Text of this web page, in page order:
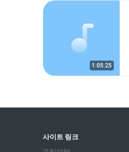
1:05:25
사이트 링크